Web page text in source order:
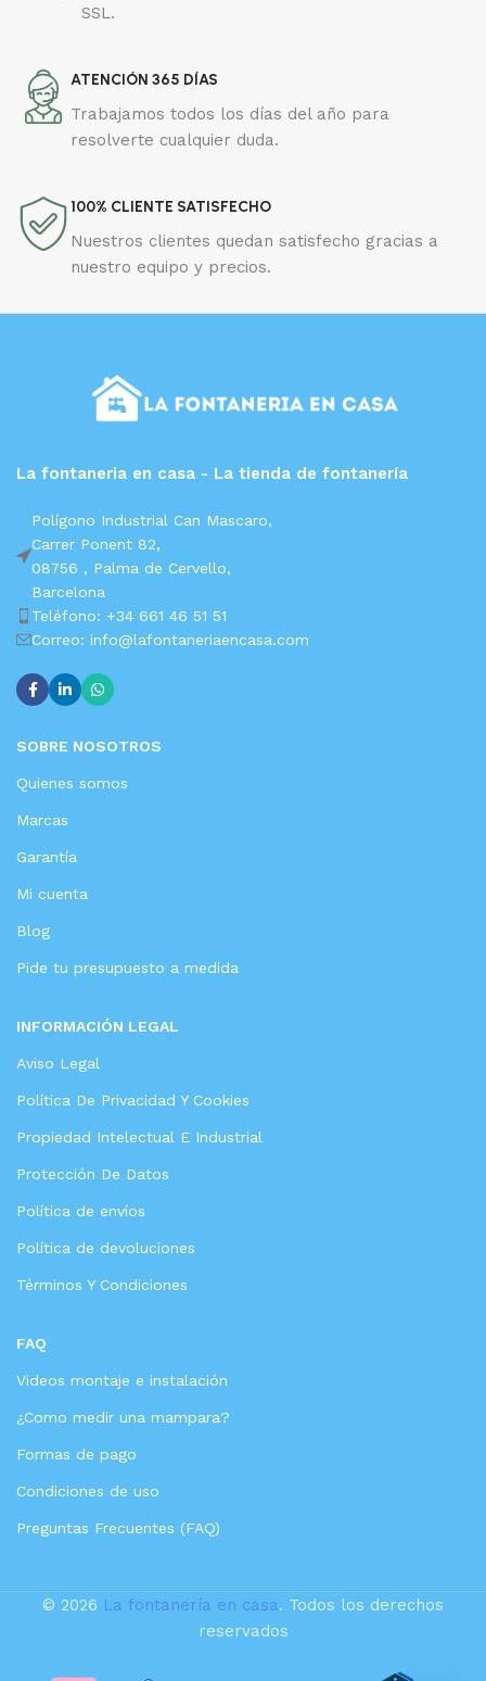
SSL.
ATENCIÓN 365 DÍAS
Trabajamos todos los días del año para
resolverte cualquier duda.
100% CLIENTE SATISFECHO
Nuestros clientes quedan satisfecho gracias a
nuestro equipo y precios.
La fontaneria en casa - La tienda de fontanería
Polígono Industrial Can Mascaro,
Carrer Ponent 82,
08756 , Palma de Cervello,
Barcelona
Teléfono: +34 661 46 51 51
Correo: info@lafontaneriaencasa.com
SOBRE NOSOTROS
Quienes somos
Marcas
Garantía
Mi cuenta
Blog
Pide tu presupuesto a medida
INFORMACIÓN LEGAL
Aviso Legal
Política De Privacidad Y Cookies
Propiedad Intelectual E Industrial
Protección De Datos
Política de envíos
Política de devoluciones
Términos Y Condiciones
FAQ
Videos montaje e instalación
¿Como medir una mampara?
Formas de pago
Condiciones de uso
Preguntas Frecuentes (FAQ)
© 2026 La fontanería en casa. Todos los derechos
reservados